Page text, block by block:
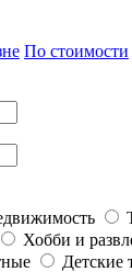
По стоимости
Хобби и
Детские